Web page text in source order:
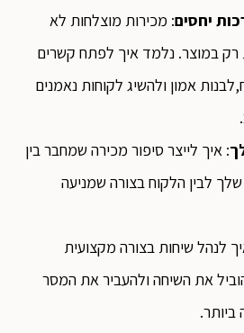
יחסים: מכירות מוצלחות לא
רק במוצר. נלמד איך לפתח קשרים
אמון ולהשיג לקוחות נאמנים
: איך לייצר סיפור מכירה שמחבר בין
לבין הלקוח בצורה שמניעה
לנהל שיחות בצורה מקצועית
את השיחה ולהעביר את המסר